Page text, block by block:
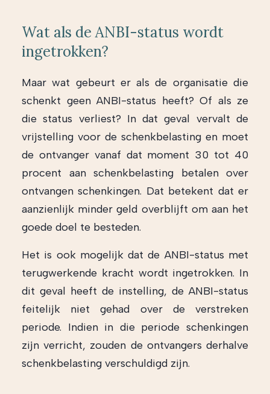
Wat als de ANBI-status wordt
ingetrokken?
Maar wat gebeurt er als de organisatie die
schenkt geen ANBI-status heeft? Of als ze
die status verliest? In dat geval vervalt de
vrijstelling voor de schenkbelasting en moet
de ontvanger vanaf dat moment 30 tot 40
procent aan schenkbelasting betalen over
ontvangen schenkingen. Dat betekent dat er
aanzienlijk minder geld overblijft om aan het
goede doel te besteden.
Het is ook mogelijk dat de ANBI-status met
terugwerkende kracht wordt ingetrokken. In
dit geval heeft de instelling, de ANBI-status
feitelijk niet gehad over de verstreken
periode. Indien in die periode schenkingen
zijn verricht, zouden de ontvangers derhalve
schenkbelasting verschuldigd zijn.